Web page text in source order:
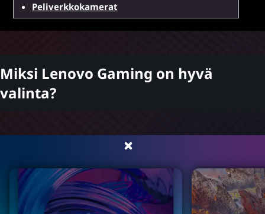
Peliverkkokamerat
Miksi Lenovo Gaming on hyvä
valinta?